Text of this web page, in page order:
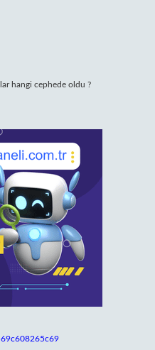
hangi cephede oldu ?